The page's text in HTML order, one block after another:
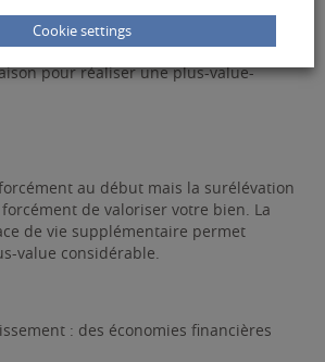
pour réaliser une plus-value-
au début mais la surélévation
de valoriser votre bien. La
de vie supplémentaire permet
value considérable.
: des économies financières
Cookie settings